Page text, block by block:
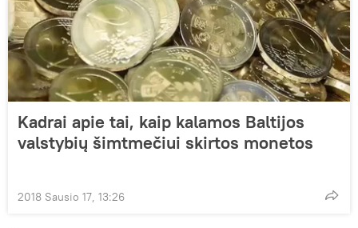
Kadrai apie tai, kaip kalamos Baltijos
valstybių šimtmečiui skirtos monetos
2018 Sausio 17, 13:26